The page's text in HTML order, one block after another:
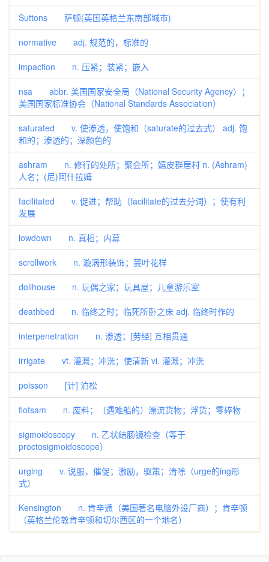
Suttons 萨顿(英国英格兰东南部城市)
normative adj. 规范的，标准的
impaction n. 压紧；装紧；嵌入
nsa abbr. 美国国家安全局（National Security Agency）；
美国国家标准协会（National Standards Association）
saturated v. 使渗透，使饱和（saturate的过去式） adj. 饱
和的；渗透的；深颜色的
ashram n. 修行的处所；聚会所；嬉皮群居村 n. (Ashram)
人名；(尼)阿什拉姆
facilitated v. 促进；帮助（facilitate的过去分词）；使有利
发展
lowdown n. 真相；内幕
scrollwork n. 漩涡形装饰；蔓叶花样
dollhouse n. 玩偶之家；玩具屋；儿童游乐室
deathbed n. 临终之时；临死所卧之床 adj. 临终时作的
interpenetration n. 渗透；[劳经] 互相贯通
irrigate vt. 灌溉；冲洗；使清新 vi. 灌溉；冲洗
poisson [计] 泊松
flotsam n. 废料；（遇难船的）漂流货物；浮货；零碎物
sigmoidoscopy n. 乙状结肠镜检查（等于
proctosigmoidoscope）
urging v. 说服，催促；激励，驱策；清除（urge的ing形
式）
Kensington n. 肯辛通（美国著名电脑外设厂商）；肯辛顿
（英格兰伦敦肯辛顿和切尔西区的一个地名）